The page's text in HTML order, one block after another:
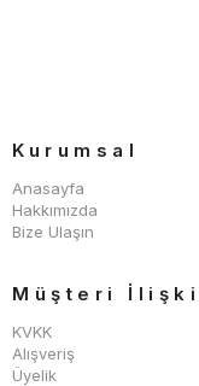
Kurumsal
Anasayfa
Hakkımızda
Bize Ulaşın
Müşteri
KVKK
Alışveriş
Üyelik